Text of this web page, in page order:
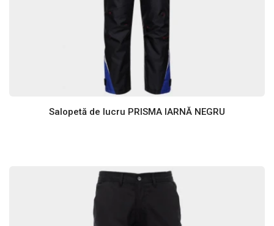
Salopetă de lucru PRISMA IARNĂ NEGRU